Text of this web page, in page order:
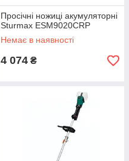
Просічні ножиці акумуляторні
Sturmax ESM9020CRP
Немає в наявності
4 074 ₴